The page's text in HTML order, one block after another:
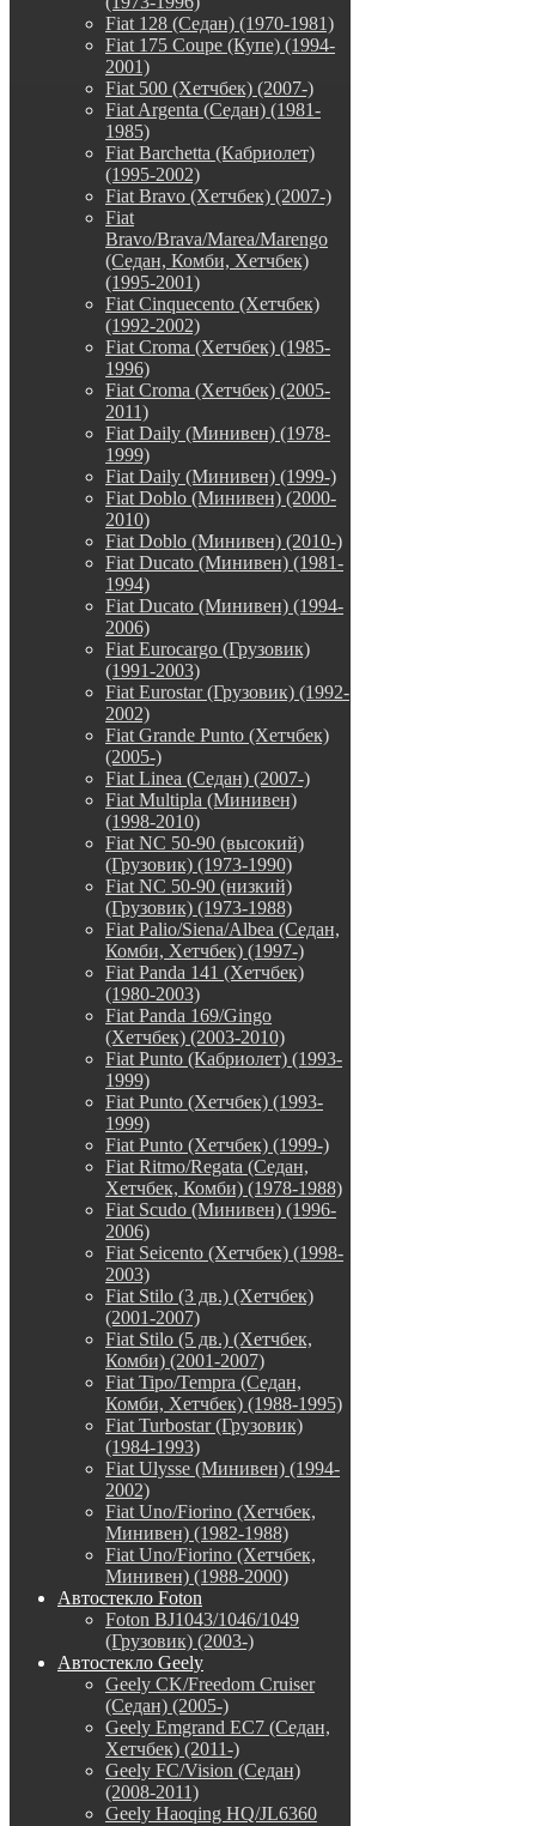
Fiat 128 (Седан) (1970-1981)
Fiat 175 Coupe (Купе) (1994-
2001)
Fiat 500 (Хетчбек) (2007-)
Fiat Argenta (Седан) (1981-
1985)
Fiat Barchetta (Кабриолет)
(1995-2002)
Fiat Bravo (Хетчбек) (2007-)
Fiat
Bravo/Brava/Marea/Marengo
(Седан, Комби, Хетчбек)
(1995-2001)
Fiat Cinquecento (Хетчбек)
(1992-2002)
Fiat Croma (Хетчбек) (1985-
1996)
Fiat Croma (Хетчбек) (2005-
2011)
Fiat Daily (Минивен) (1978-
1999)
Fiat Daily (Минивен) (1999-)
Fiat Doblo (Минивен) (2000-
2010)
Fiat Doblo (Минивен) (2010-)
Fiat Ducato (Минивен) (1981-
1994)
Fiat Ducato (Минивен) (1994-
2006)
Fiat Eurocargo (Грузовик)
(1991-2003)
Fiat Eurostar (Грузовик) (1992-
2002)
Fiat Grande Punto (Хетчбек)
(2005-)
Fiat Linea (Седан) (2007-)
Fiat Multipla (Минивен)
(1998-2010)
Fiat NC 50-90 (высокий)
(Грузовик) (1973-1990)
Fiat NC 50-90 (низкий)
(Грузовик) (1973-1988)
Fiat Palio/Siena/Albea (Седан,
Комби, Хетчбек) (1997-)
Fiat Panda 141 (Хетчбек)
(1980-2003)
Fiat Panda 169/Gingo
(Хетчбек) (2003-2010)
Fiat Punto (Кабриолет) (1993-
1999)
Fiat Punto (Хетчбек) (1993-
1999)
Fiat Punto (Хетчбек) (1999-)
Fiat Ritmo/Regata (Седан,
Хетчбек, Комби) (1978-1988)
Fiat Scudo (Минивен) (1996-
2006)
Fiat Seicento (Хетчбек) (1998-
2003)
Fiat Stilo (3 дв.) (Хетчбек)
(2001-2007)
Fiat Stilo (5 дв.) (Хетчбек,
Комби) (2001-2007)
Fiat Tipo/Tempra (Седан,
Комби, Хетчбек) (1988-1995)
Fiat Turbostar (Грузовик)
(1984-1993)
Fiat Ulysse (Минивен) (1994-
2002)
Fiat Uno/Fiorino (Хетчбек,
Минивен) (1982-1988)
Fiat Uno/Fiorino (Хетчбек,
Минивен) (1988-2000)
Автостекло Foton
Foton BJ1043/1046/1049
(Грузовик) (2003-)
Автостекло Geely
Geely CK/Freedom Cruiser
(Седан) (2005-)
Geely Emgrand EC7 (Седан,
Хетчбек) (2011-)
Geely FC/Vision (Седан)
(2008-2011)
Geely Haoqing HQ/JL6360